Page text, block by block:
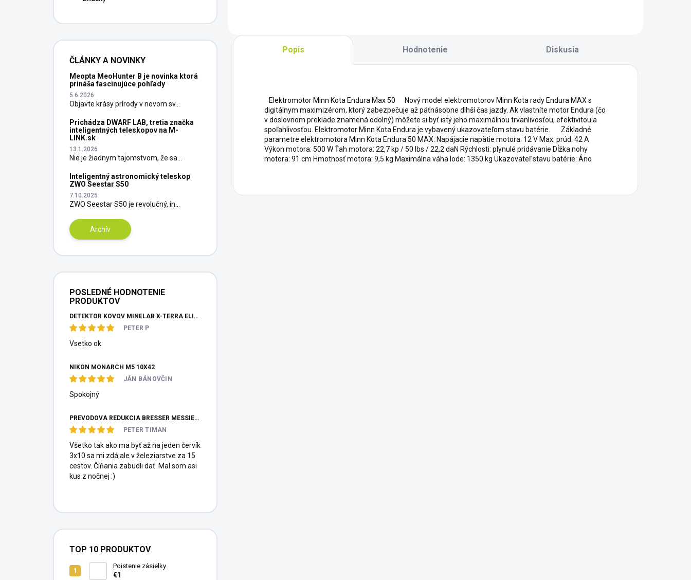
ČLÁNKY A NOVINKY
Meopta MeoHunter B je novinka ktorá
prináša fascinujúce pohľady
5.6.2026
Objavte krásy prírody v novom sv...
Prichádza DWARF LAB, tretia značka
inteligentných teleskopov na M-
LINK.sk
13.1.2026
Nie je žiadnym tajomstvom, že sa...
Inteligentný astronomický teleskop
ZWO Seestar S50
7.10.2025
ZWO Seestar S50 je revolučný, in...
Archív
POSLEDNÉ HODNOTENIE
PRODUKTOV
DETEKTOR KOVOV MINELAB X-TERRA ELITE PINPOITER SET
PETER P
Vsetko ok
NIKON MONARCH M5 10X42
JÁN BÁNOVČIN
Spokojný
PREVODOVÁ REDUKCIA BRESSER MESSIER HEXAFOC 1:10
PETER TIMAN
Všetko tak ako ma byť až na jeden červík
3x10 sa mi zdá ale v železiarstve za 15
cestov. Číňania zabudli dať. Mal som asi
kus z nočnej :)
TOP 10 PRODUKTOV
Poistenie zásielky
€1
člnov Kolibri.
Jednotlivé diely
Popis Hodnotenie Diskusia
Elektromotor Minn Kota Endura Max 50 Nový model elektromotorov Minn Kota rady Endura MAX s
digitálnym maximizérom, ktorý zabezpečuje až päťnásobne dlhší čas jazdy. Ak vlastníte motor Endura (čo
v doslovnom preklade znamená odolný) môžete si byť istý jeho maximálnou trvanlivosťou, efektivitou a
spoľahlivosťou. Elektromotor Minn Kota Endura je vybavený ukazovateľom stavu batérie. Základné
parametre elektromotora Minn Kota Endura 50 MAX: Napájacie napätie motora: 12 V Max. prúd: 42 A
Výkon motora: 500 W Ťah motora: 22,7 kp / 50 lbs / 22,2 daN Rýchlosti: plynulé pridávanie Dĺžka nohy
motora: 91 cm Hmotnosť motora: 9,5 kg Maximálna váha lode: 1350 kg Ukazovateľ stavu batérie: Áno